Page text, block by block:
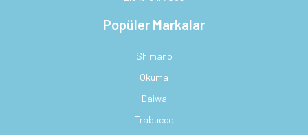
Popüler Markalar
Shimano
Okuma
Daiwa
Trabucco